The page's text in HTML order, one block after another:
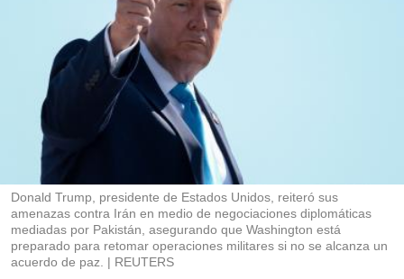
o
m
p
Donald Trump, presidente de Estados Unidos, reiteró sus
amenazas contra Irán en medio de negociaciones diplomáticas
mediadas por Pakistán, asegurando que Washington está
preparado para retomar operaciones militares si no se alcanza un
acuerdo de paz.
REUTERS